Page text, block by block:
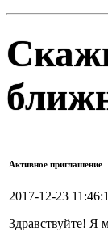
Активное приглашение
2017-12-23
Здравствуйте! Я